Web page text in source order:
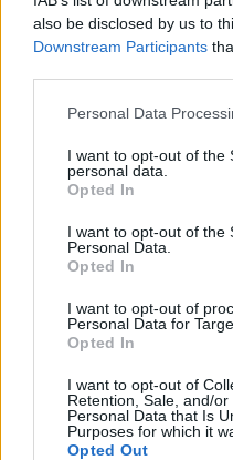
also be disclosed by us to
Downstream Participants
Personal Data
I want to opt-out of the
personal data.
Opted In
I want to opt-out of the
Personal Data.
Opted In
I want to opt-out of
Personal Data for
Opted In
I want to opt-out of
Retention, Sale, and/
Personal Data that Is
Purposes for which it
Opted Out
interessato e l'offertta
anno.
Ilbroker thailandese
il nuovo acquisto
Autore
Redazione